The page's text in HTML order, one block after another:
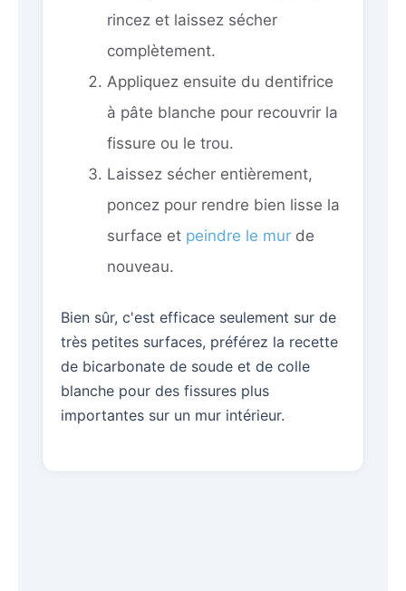
rincez et laissez sécher
complètement.
Appliquez ensuite du dentifrice
à pâte blanche pour recouvrir la
fissure ou le trou.
Laissez sécher entièrement,
poncez pour rendre bien lisse la
surface et peindre le murde
nouveau.
Bien sûr, c'est efficace seulement sur de
très petites surfaces, préférez la recette
de bicarbonate de soude et de colle
blanche pour des fissures plus
importantes sur un mur intérieur.